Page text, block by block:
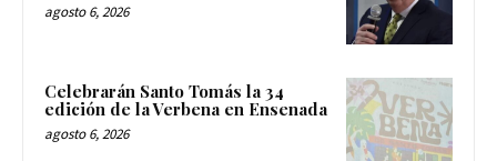
agosto 6, 2026
Celebrarán Santo Tomás la 34
edición de la Verbena en Ensenada
agosto 6, 2026